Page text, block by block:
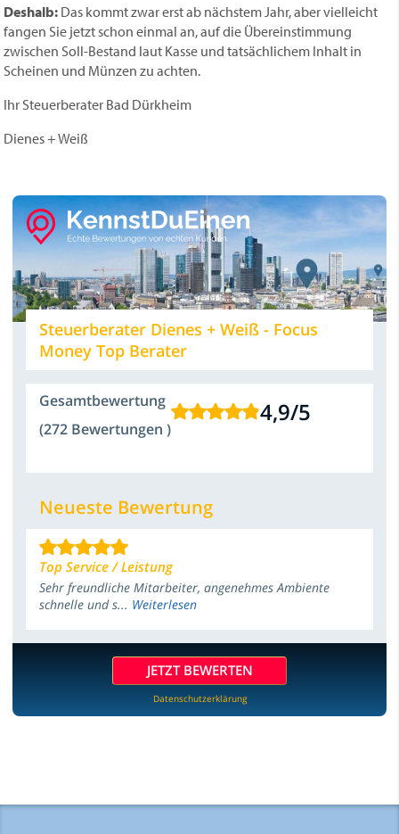
Deshalb: Das kommt zwar erst ab nächstem Jahr, aber vielleicht
fangen Sie jetzt schon einmal an, auf die Übereinstimmung
zwischen Soll-Bestand laut Kasse und tatsächlichem Inhalt in
Scheinen und Münzen zu achten.
Ihr Steuerberater Bad Dürkheim
Dienes + Weiß
Steuerberater Dienes + Weiß - Focus
Money Top Berater
Gesamtbewertung
(272 Bewertungen )
4,9/5
Neueste Bewertung
Top Service / Leistung
Sehr freundliche Mitarbeiter, angenehmes Ambiente
schnelle und s... Weiterlesen
JETZT BEWERTEN
Datenschutzerklärung